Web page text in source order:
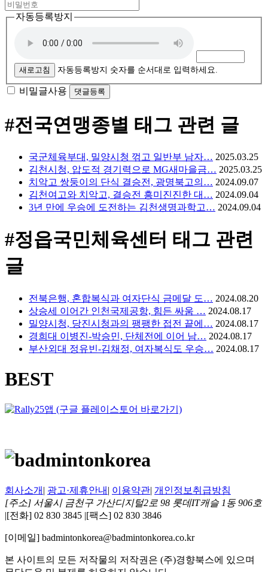
자동등록방지
새로고침 자동등록방지 숫자를 순서대로 입력하세요.
비밀글사용
#전국연맹종별 태그 관련 글
국군체육부대, 밀양시청 꺾고 일반부 남자… 2025.03.25
김천시청, 압도적 경기력으로 MG새마을금… 2025.03.25
치악고 쌍둥이의 단식 결승전, 광명북고의… 2024.09.07
김천여고와 치악고, 결승전 흥미진진한 대… 2024.09.04
3년 만에 우승에 도전하는 김천생명과학고… 2024.09.04
#정읍국민체육센터 태그 관련
글
전북은행, 혼합복식과 여자단식 금메달 도… 2024.08.20
상승세 이어간 인천국제공항, 힘든 싸움 … 2024.08.17
밀양시청, 당진시청과의 팽팽한 접전 끝에… 2024.08.17
경희대 이병진-박승민, 단체전에 이어 남… 2024.08.17
부산외대 정유빈-김채정, 여자복식도 우승… 2024.08.17
BEST
회사소개 | 광고·제휴안내 | 이용약관| 개인정보취급방침
[주소] 서울시 금천구 가산디지털2로 98 롯데IT캐슬 1동 906호
|[전화] 02 830 3845 |[팩스] 02 830 3846
[이메일] badmintonkorea@badmintonkorea.co.kr
본 사이트의 모든 저작물의 저작권은 (주)경향북스에 있으며